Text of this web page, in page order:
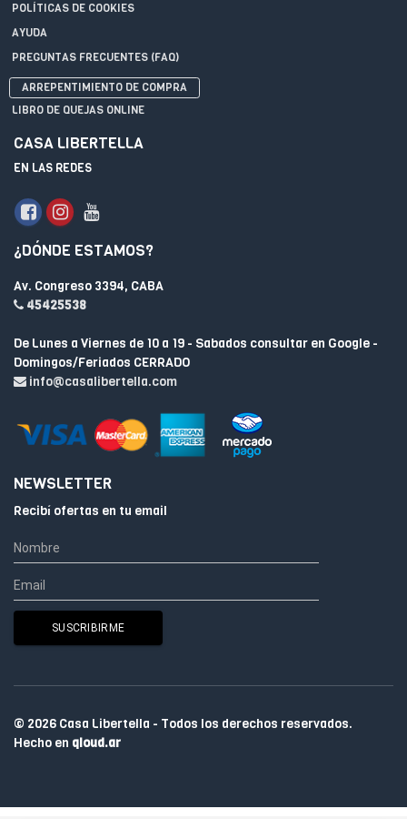
POLÍTICAS DE COOKIES
AYUDA
PREGUNTAS FRECUENTES (FAQ)
ARREPENTIMIENTO DE COMPRA
LIBRO DE QUEJAS ONLINE
CASA LIBERTELLA
EN LAS REDES
¿DÓNDE ESTAMOS?
Av. Congreso 3394, CABA
45425538
De Lunes a Viernes de 10 a 19 - Sabados consultar en Google -
Domingos/Feriados CERRADO
info@casalibertella.com
NEWSLETTER
Recibí ofertas en tu email
© 2026 Casa Libertella - Todos los derechos reservados.
Hecho en qloud.ar